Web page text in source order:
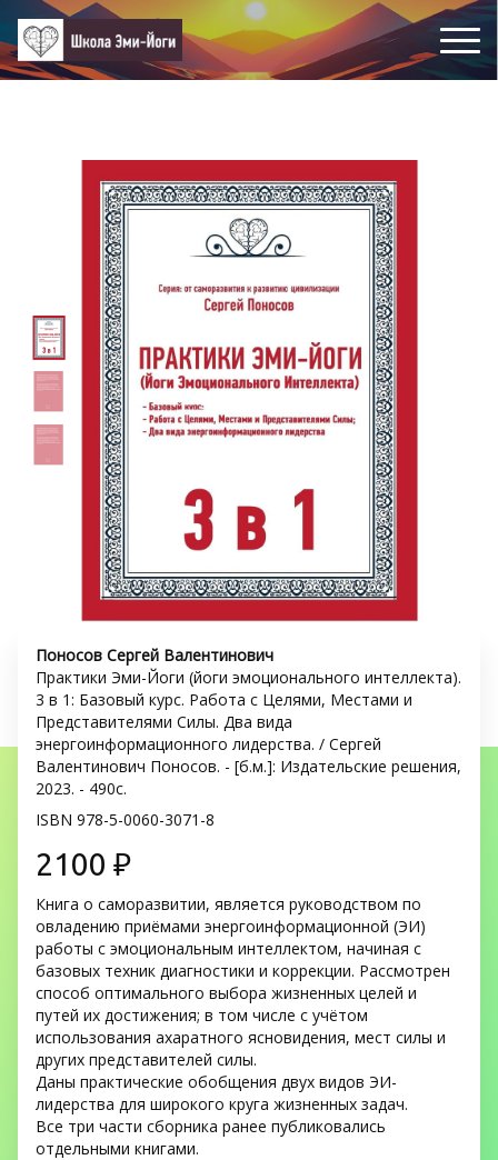
Ахарата бодрости и здоровья
Эми-Йога - что это?
Эмоциональное
О масштабных
Места и Феномены Силы
Интересная информация и
Помощь психологическая
Поносов Сергей Валентинович
Практики Эми-Йоги (йоги эмоционального интеллекта).
3 в 1: Базовый курс. Работа с Целями, Местами и
Представителями Силы. Два вида
энергоинформационного лидерства. / Сергей
Валентинович Поносов. - [б.м.]: Издательские решения,
2023. - 490с.
ISBN 978-5-0060-3071-8
2100 ₽
Книга о саморазвитии, является руководством по
овладению приёмами энергоинформационной (ЭИ)
работы с эмоциональным интеллектом, начиная с
базовых техник диагностики и коррекции. Рассмотрен
способ оптимального выбора жизненных целей и
путей их достижения; в том числе с учётом
использования ахаратного ясновидения, мест силы и
других представителей силы.
Даны практические обобщения двух видов ЭИ-
лидерства для широкого круга жизненных задач.
Все три части сборника ранее публиковались
отдельными книгами.